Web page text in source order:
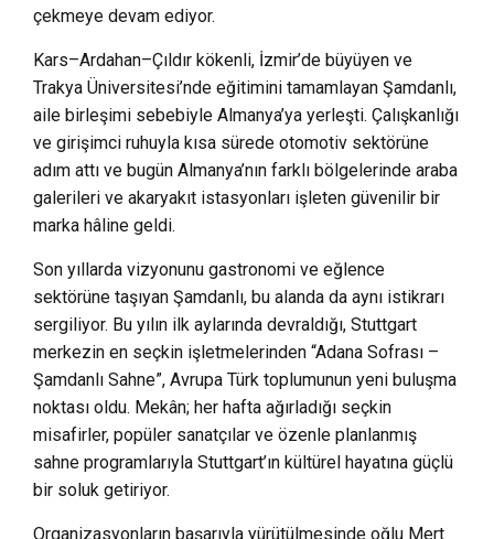
çekmeye devam ediyor.
Kars–Ardahan–Çıldır kökenli, İzmir’de büyüyen ve
Trakya Üniversitesi’nde eğitimini tamamlayan Şamdanlı,
aile birleşimi sebebiyle Almanya’ya yerleşti. Çalışkanlığı
ve girişimci ruhuyla kısa sürede otomotiv sektörüne
adım attı ve bugün Almanya’nın farklı bölgelerinde araba
galerileri ve akaryakıt istasyonları işleten güvenilir bir
marka hâline geldi.
Son yıllarda vizyonunu gastronomi ve eğlence
sektörüne taşıyan Şamdanlı, bu alanda da aynı istikrarı
sergiliyor. Bu yılın ilk aylarında devraldığı, Stuttgart
merkezin en seçkin işletmelerinden “Adana Sofrası –
Şamdanlı Sahne”, Avrupa Türk toplumunun yeni buluşma
noktası oldu. Mekân; her hafta ağırladığı seçkin
misafirler, popüler sanatçılar ve özenle planlanmış
sahne programlarıyla Stuttgart’ın kültürel hayatına güçlü
bir soluk getiriyor.
Organizasyonların başarıyla yürütülmesinde oğlu Mert